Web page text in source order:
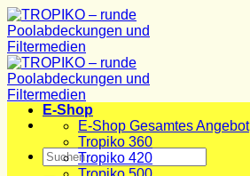
Zum
Inhalt
springen
Suchen
nach:
E-Shop
E-Shop Gesamtes Angebot
Tropiko 360
Tropiko 420